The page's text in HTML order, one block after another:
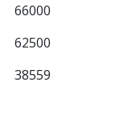
66000
62500
38559